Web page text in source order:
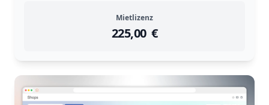
Mietlizenz
225,00 €
instock
Return Policy